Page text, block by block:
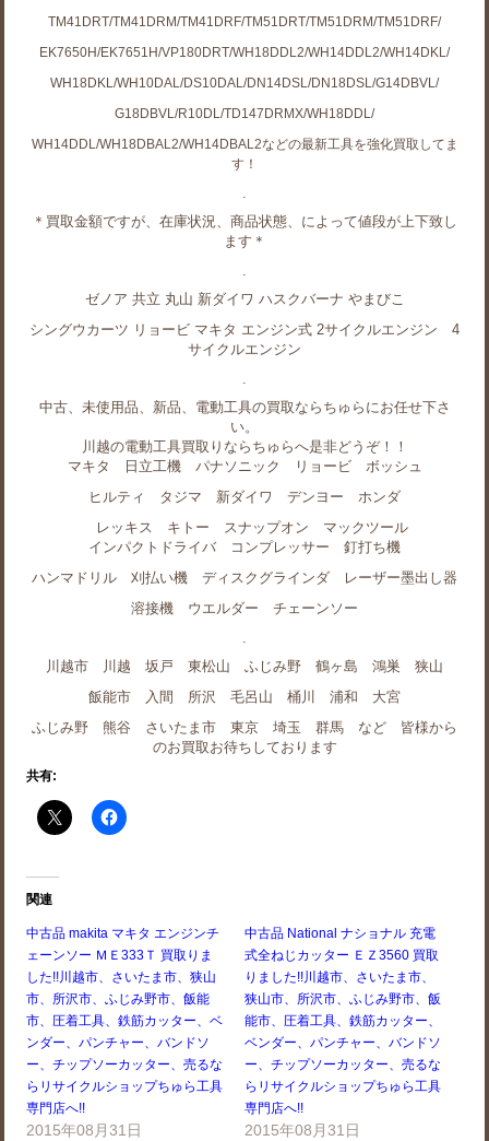
TM41DRT/TM41DRM/TM41DRF/TM51DRT/TM51DRM/TM51DRF/
EK7650H/EK7651H/VP180DRT/WH18DDL2/WH14DDL2/WH14DKL/
WH18DKL/WH10DAL/DS10DAL/DN14DSL/DN18DSL/G14DBVL/
G18DBVL/R10DL/TD147DRMX/WH18DDL/
WH14DDL/WH18DBAL2/WH14DBAL2などの最新工具を強化買取してま
す！
＊買取金額ですが、在庫状況、商品状態、によって値段が上下致し
ます＊
ゼノア 共立 丸山 新ダイワ ハスクバーナ やまびこ
シングウカーツ リョービ マキタ エンジン式 2サイクルエンジン 4
サイクルエンジン
中古、未使用品、新品、電動工具の買取ならちゅらにお任せ下さ
い。
川越の電動工具買取りならちゅらへ是非どうぞ！！
マキタ 日立工機 パナソニック リョービ ボッシュ
ヒルティ タジマ 新ダイワ デンヨー ホンダ
レッキス キトー スナップオン マックツール
インパクトドライバ コンプレッサー 釘打ち機
ハンマドリル 刈払い機 ディスクグラインダ レーザー墨出し器
溶接機 ウエルダー チェーンソー
川越市 川越 坂戸 東松山 ふじみ野 鶴ヶ島 鴻巣 狭山
飯能市 入間 所沢 毛呂山 桶川 浦和 大宮
ふじみ野 熊谷 さいたま市 東京 埼玉 群馬 など 皆様から
のお買取お待ちしております
共有:
関連
中古品 makita マキタ エンジンチ
ェーンソー ＭＥ333Ｔ 買取りま
した!!川越市、さいたま市、狭山
市、所沢市、ふじみ野市、飯能
市、圧着工具、鉄筋カッター、ベ
ンダー、パンチャー、バンドソ
ー、チップソーカッター、売るな
らリサイクルショップちゅら工具
専門店へ!!
2015年08月31日
中古品 National ナショナル 充電
式全ねじカッター ＥＺ3560 買取
りました!!川越市、さいたま市、
狭山市、所沢市、ふじみ野市、飯
能市、圧着工具、鉄筋カッター、
ベンダー、パンチャー、バンドソ
ー、チップソーカッター、売るな
らリサイクルショップちゅら工具
専門店へ!!
2015年08月31日